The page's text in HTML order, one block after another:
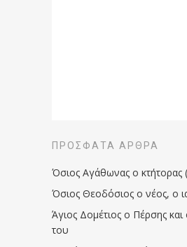
ΠΡΌΣΦΑΤΑ ΆΡΘΡΑ
Όσιος Αγάθωνας ο κτήτορας
Όσιος Θεοδόσιος ο νέος, ο
Άγιος Δομέτιος ο Πέρσης
του